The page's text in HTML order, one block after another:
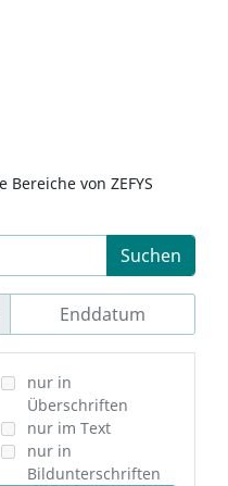
von ZEFYS
Suchen
nur in
Überschriften
nur im Text
nur in
Bildunterschriften